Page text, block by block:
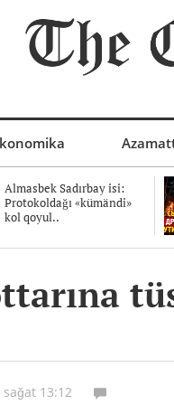
Almasbek Sadırbay isi:
Protokoldağı «kümändi»
kol qoyul..
sağat 13:12